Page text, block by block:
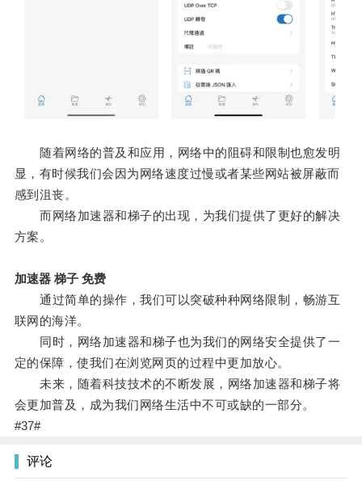
随着网络的普及和应用，网络中的阻碍和限制也愈发明
显，有时候我们会因为网络速度过慢或者某些网站被屏蔽而
感到沮丧。
而网络加速器和梯子的出现，为我们提供了更好的解决
方案。
加速器 梯子 免费
通过简单的操作，我们可以突破种种网络限制，畅游互
联网的海洋。
同时，网络加速器和梯子也为我们的网络安全提供了一
定的保障，使我们在浏览网页的过程中更加放心。
未来，随着科技技术的不断发展，网络加速器和梯子将
会更加普及，成为我们网络生活中不可或缺的一部分。
#37#
评论